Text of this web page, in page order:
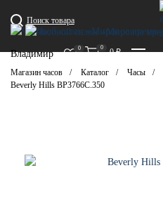
Поиск товара
Владимир
0 0 0 ₽
Магазин часов Каталог Часы
Beverly Hills BP3766C.350